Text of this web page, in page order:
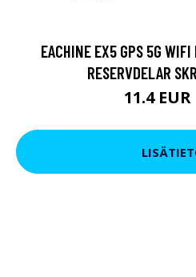
EACHINE EX5 GPS 5G WIFI
RESERVDELAR
11.4 EUR